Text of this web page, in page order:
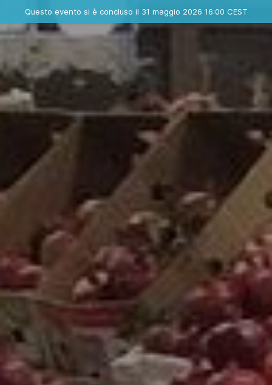
Contatta l'organizzatore
Questo evento si è concluso il 31 maggio 2026 16:00 CEST